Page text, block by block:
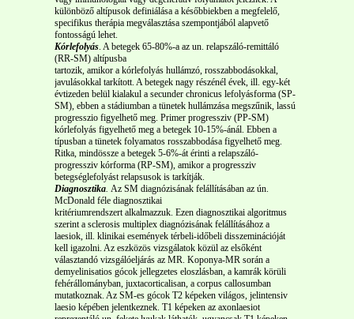
különböző altípusok definiálása a későbbiekben a megfelelő,
specifikus therápia megválasztása szempontjából alapvető
fontosságú lehet.
Kórlefolyás. A betegek 65-80%-a az un. relapszáló-remittáló
(RR-SM) altípusba
tartozik, amikor a kórlefolyás hullámzó, rosszabbodásokkal,
javulásokkal tarkított. A betegek nagy részénél évek, ill. egy-két
évtizeden belül kialakul a secunder chronicus lefolyásforma (SP-
SM), ebben a stádiumban a tünetek hullámzása megszűnik, lassú
progresszio figyelhető meg. Primer progressziv (PP-SM)
kórlefolyás figyelhető meg a betegek 10-15%-ánál. Ebben a
típusban a tünetek folyamatos rosszabbodása figyelhető meg.
Ritka, mindössze a betegek 5-6%-át érinti a relapszáló-
progressziv kórforma (RP-SM), amikor a progressziv
betegséglefolyást relapsusok is tarkítják.
Diagnosztika. Az SM diagnózisának felállításában az ún.
McDonald féle diagnosztikai
kritériumrendszert alkalmazzuk. Ezen diagnosztikai algoritmus
szerint a sclerosis multiplex diagnózisának felállításához a
laesiok, ill. klinikai események térbeli-időbeli disszeminációját
kell igazolni. Az eszközös vizsgálatok közül az elsőként
választandó vizsgálóeljárás az MR. Koponya-MR során a
demyelinisatios gócok jellegzetes eloszlásban, a kamrák körüli
fehérállományban, juxtacorticalisan, a corpus callosumban
mutatkoznak. Az SM-es gócok T2 képeken világos, jelintensiv
laesio képében jelentkeznek. T1 képeken az axonlaesiot